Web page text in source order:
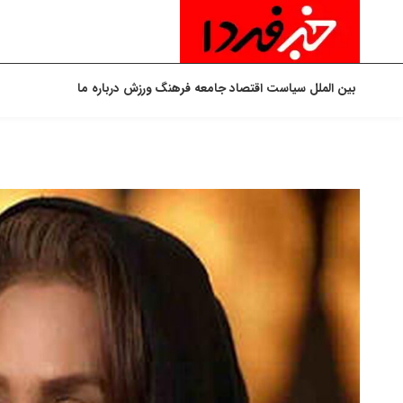
بین الملل سیاست اقتصادجامعه فرهنگورزش درباره ما